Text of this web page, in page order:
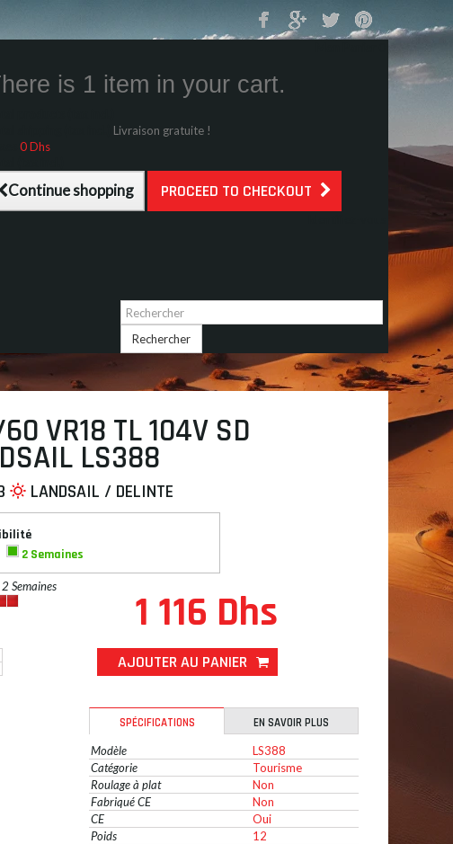
is 1 item in your cart.
Livraison gratuite !
0 Dhs
Continue shopping PROCEED TO CHECKOUT
Rechercher
VR18 TL 104V SD
LS388
LANDSAIL / DELINTE
2 Semaines
Semaines
1 116 Dhs
AJOUTER AU PANIER
SPÉCIFICATIONS
EN SAVOIR PLUS
Modèle
LS388
Catégorie
Tourisme
Roulage à plat
Non
Fabriqué CE
Non
CE
Oui
Poids
12